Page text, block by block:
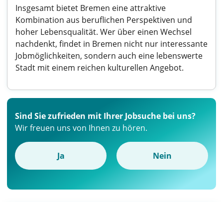
Insgesamt bietet Bremen eine attraktive
Kombination aus beruflichen Perspektiven und
hoher Lebensqualität. Wer über einen Wechsel
nachdenkt, findet in Bremen nicht nur interessante
Jobmöglichkeiten, sondern auch eine lebenswerte
Stadt mit einem reichen kulturellen Angebot.
Sind Sie zufrieden mit Ihrer Jobsuche bei uns?
Wir freuen uns von Ihnen zu hören.
Ja Nein